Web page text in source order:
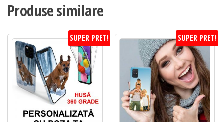
Produse similare
SUPER PRET! SUPER PRET!